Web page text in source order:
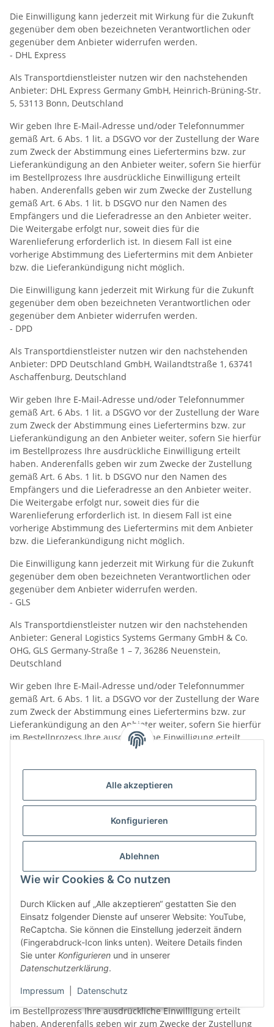
Alle akzeptieren
Konfigurieren
Ablehnen
Wie wir Cookies & Co nutzen
Durch Klicken auf „Alle akzeptieren“ gestatten Sie den
Einsatz folgender Dienste auf unserer Website: YouTube,
ReCaptcha. Sie können die Einstellung jederzeit ändern
(Fingerabdruck-Icon links unten). Weitere Details finden
Sie unter Konfigurieren und in unserer
Datenschutzerklärung.
Impressum Datenschutz
Die Einwilligung kann jederzeit mit Wirkung für die Zukunft
gegenüber dem oben bezeichneten Verantwortlichen oder
gegenüber dem Anbieter widerrufen werden.
- DHL Express
Als Transportdienstleister nutzen wir den nachstehenden
Anbieter: DHL Express Germany GmbH, Heinrich-Brüning-Str.
5, 53113 Bonn, Deutschland
Wir geben Ihre E-Mail-Adresse und/oder Telefonnummer
gemäß Art. 6 Abs. 1 lit. a DSGVO vor der Zustellung der Ware
zum Zweck der Abstimmung eines Liefertermins bzw. zur
Lieferankündigung an den Anbieter weiter, sofern Sie hierfür
im Bestellprozess Ihre ausdrückliche Einwilligung erteilt
haben. Anderenfalls geben wir zum Zwecke der Zustellung
gemäß Art. 6 Abs. 1 lit. b DSGVO nur den Namen des
Empfängers und die Lieferadresse an den Anbieter weiter.
Die Weitergabe erfolgt nur, soweit dies für die
Warenlieferung erforderlich ist. In diesem Fall ist eine
vorherige Abstimmung des Liefertermins mit dem Anbieter
bzw. die Lieferankündigung nicht möglich.
Die Einwilligung kann jederzeit mit Wirkung für die Zukunft
gegenüber dem oben bezeichneten Verantwortlichen oder
gegenüber dem Anbieter widerrufen werden.
- DPD
Als Transportdienstleister nutzen wir den nachstehenden
Anbieter: DPD Deutschland GmbH, Wailandtstraße 1, 63741
Aschaffenburg, Deutschland
Wir geben Ihre E-Mail-Adresse und/oder Telefonnummer
gemäß Art. 6 Abs. 1 lit. a DSGVO vor der Zustellung der Ware
zum Zweck der Abstimmung eines Liefertermins bzw. zur
Lieferankündigung an den Anbieter weiter, sofern Sie hierfür
im Bestellprozess Ihre ausdrückliche Einwilligung erteilt
haben. Anderenfalls geben wir zum Zwecke der Zustellung
gemäß Art. 6 Abs. 1 lit. b DSGVO nur den Namen des
Empfängers und die Lieferadresse an den Anbieter weiter.
Die Weitergabe erfolgt nur, soweit dies für die
Warenlieferung erforderlich ist. In diesem Fall ist eine
vorherige Abstimmung des Liefertermins mit dem Anbieter
bzw. die Lieferankündigung nicht möglich.
Die Einwilligung kann jederzeit mit Wirkung für die Zukunft
gegenüber dem oben bezeichneten Verantwortlichen oder
gegenüber dem Anbieter widerrufen werden.
- GLS
Als Transportdienstleister nutzen wir den nachstehenden
Anbieter: General Logistics Systems Germany GmbH & Co.
OHG, GLS Germany-Straße 1 – 7, 36286 Neuenstein,
Deutschland
Wir geben Ihre E-Mail-Adresse und/oder Telefonnummer
gemäß Art. 6 Abs. 1 lit. a DSGVO vor der Zustellung der Ware
zum Zweck der Abstimmung eines Liefertermins bzw. zur
Lieferankündigung an den Anbieter weiter, sofern Sie hierfür
im Bestellprozess Ihre ausdrückliche Einwilligung erteilt
haben. Anderenfalls geben wir zum Zwecke der Zustellung
Die Weitergabe erfolgt nur, soweit dies für die
Warenlieferung erforderlich ist. In diesem Fall ist eine
bzw. die Lieferankündigung nicht möglich.
gegenüber dem oben bezeichneten Verantwortlichen oder
gegenüber dem Anbieter widerrufen werden.
Als Transportdienstleister nutzen wir den nachstehenden
Anbieter: Hermes Logistik Gruppe Deutschland GmbH,
Essener Straße 89, 22419 Hamburg, Deutschland
Wir geben Ihre E-Mail-Adresse und/oder Telefonnummer
gemäß Art. 6 Abs. 1 lit. a DSGVO vor der Zustellung der Ware
zum Zweck der Abstimmung eines Liefertermins bzw. zur
Lieferankündigung an den Anbieter weiter, sofern Sie hierfür
im Bestellprozess Ihre ausdrückliche Einwilligung erteilt
haben. Anderenfalls geben wir zum Zwecke der Zustellung